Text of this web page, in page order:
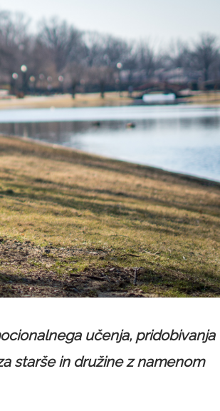
učenja, pridobivanja
starše in družine z namenom